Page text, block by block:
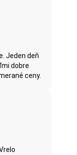
Jeden deň
dobre
ceny.